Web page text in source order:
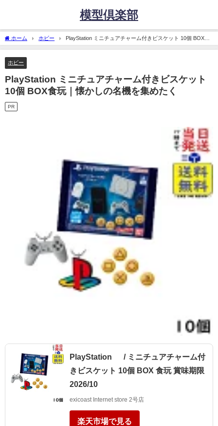
模型倶楽部
ホーム ホビー
PlayStation ミニチュアチャーム付きビスケット 10個 BOX食
玩｜懐かしの名機を集めたく
ホビー
PlayStation ミニチュアチャーム付きビスケット
10個 BOX食玩｜懐かしの名機を集めたく
PR
PlayStation ™ / ミニチュアチャーム付
きビスケット 10個 BOX 食玩 賞味期限
2026/10
exicoast Internet store 2号店
楽天市場で見る